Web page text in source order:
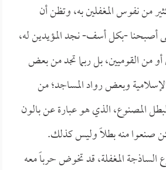
من نفوس المغفلين به، وتظن أن
أصبحنا -بكل أسف- نجد المؤيدين له،
أو من القوميين، بل ربما تجد من بعض
وبعض رواد المساجد؛ من
المصنوع، الذي هو عبارة عن بالون
صنعوا منه بطلاً وليس كذلك.
المغفلة، قد تخوض حرباً معه